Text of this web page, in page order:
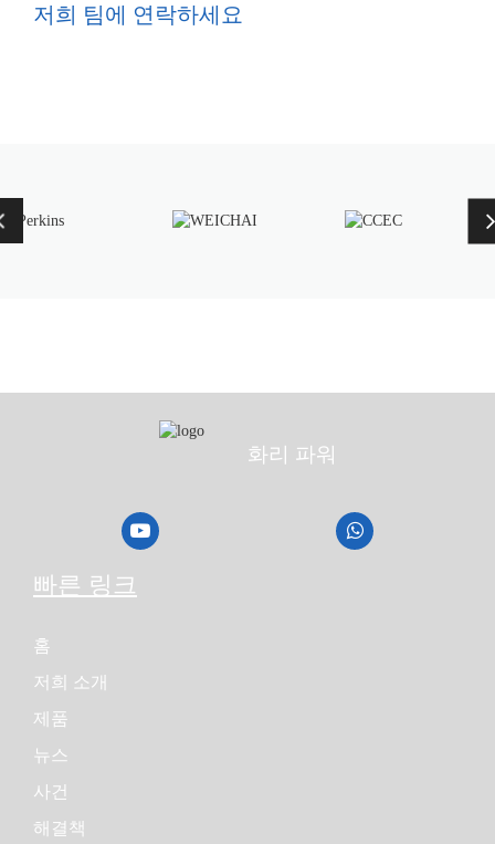
저희 팀에 연락하세요
화리 파워
빠른 링크
홈
저희 소개
제품
뉴스
사건
해결책